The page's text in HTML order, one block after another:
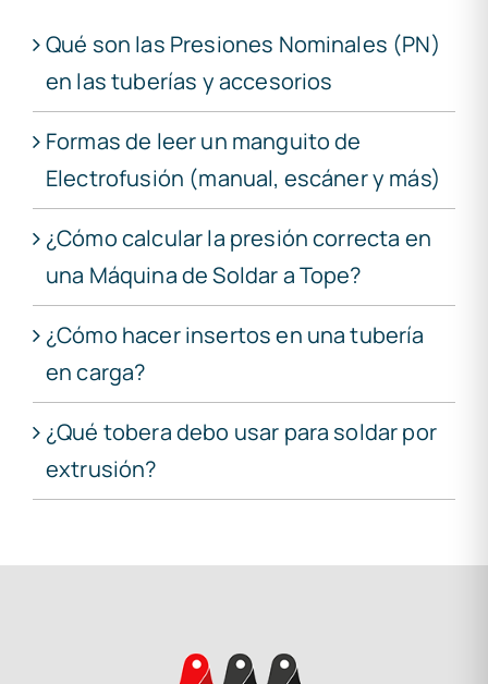
Qué son las Presiones Nominales (PN)
en las tuberías y accesorios
Formas de leer un manguito de
Electrofusión (manual, escáner y más)
¿Cómo calcular la presión correcta en
una Máquina de Soldar a Tope?
¿Cómo hacer insertos en una tubería
en carga?
¿Qué tobera debo usar para soldar por
extrusión?